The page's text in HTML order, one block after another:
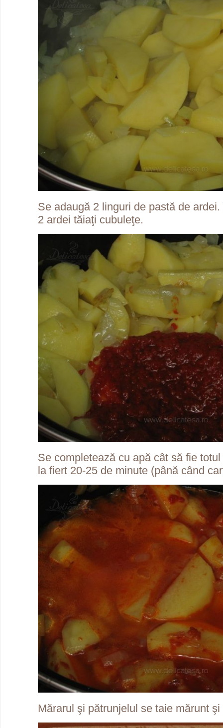
Se adaugă 2 linguri de pastă de
2 ardei tăiaţi cubuleţe.
Se completează cu apă cât să fie
la fiert 20-25 de minute (până când
Mărarul şi pătrunjelul se taie mărunt